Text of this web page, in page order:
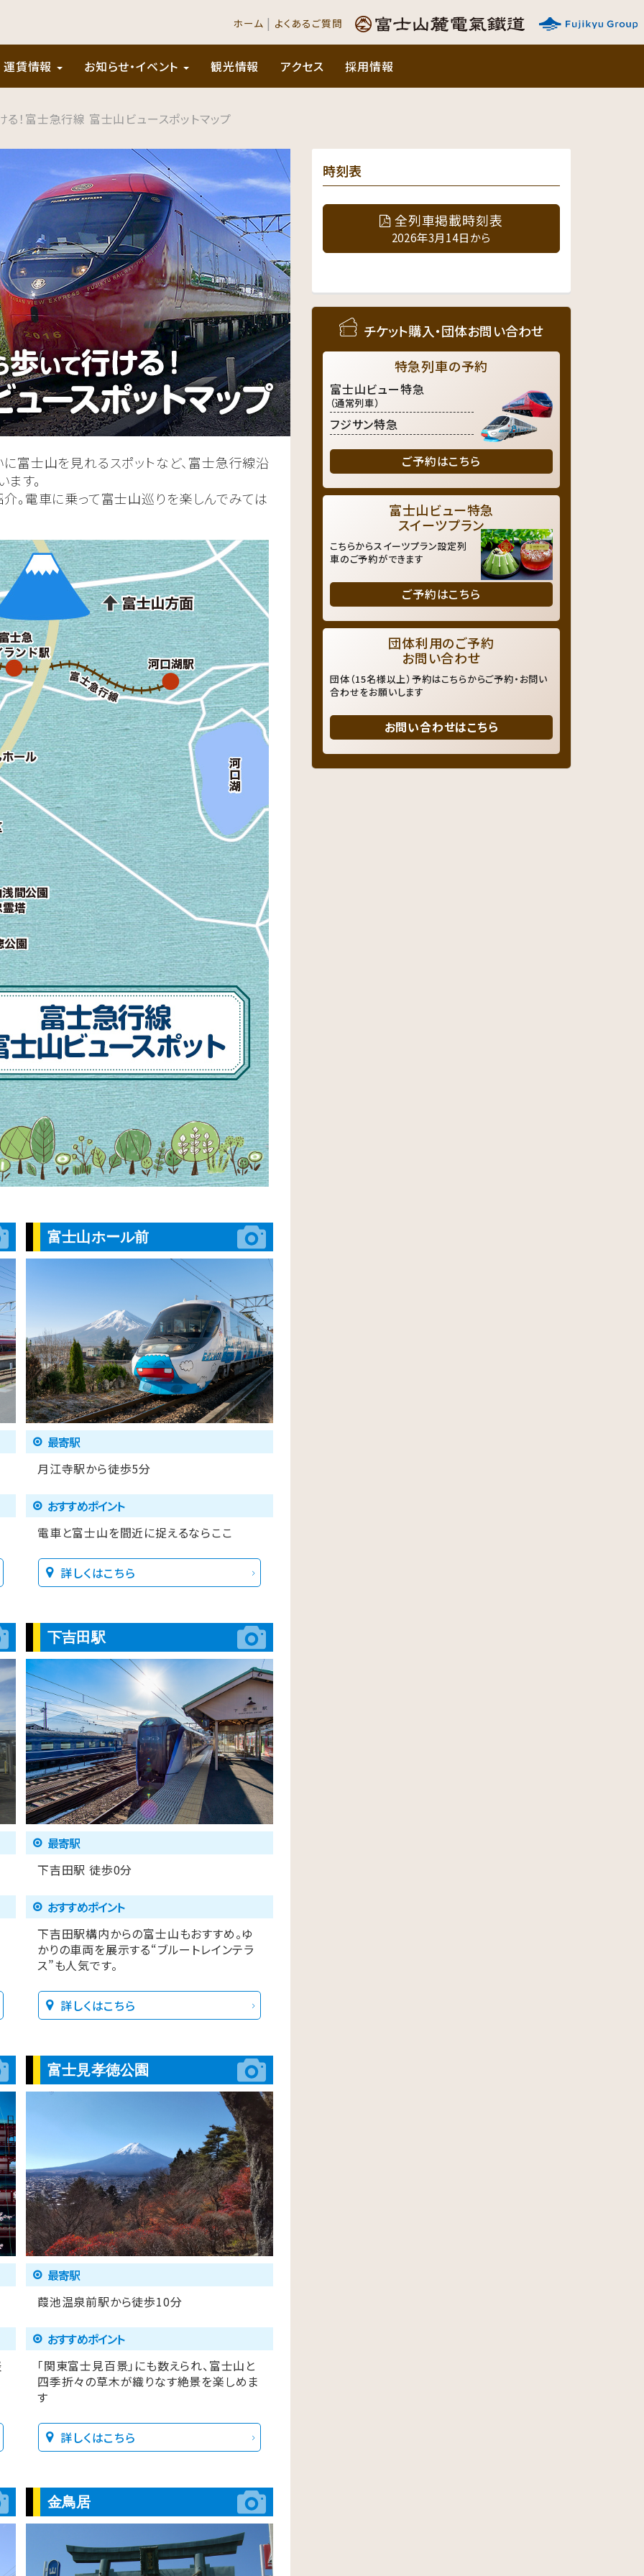
ホーム | よくあるご質問
運賃情報 お知らせ・イベント 観光情報 アクセス 採用情報
る！富士急行線 富士山ビュースポットマップ
富士山を見れるスポットなど、富士急行線沿
す。
。電車に乗って富士山巡りを楽しんでみては
富士山ホール前
最寄駅
月江寺駅から徒歩5分
おすすめポイント
電車と富士山を間近に捉えるならここ
詳しくはこちら
下吉田駅
最寄駅
下吉田駅 徒歩0分
おすすめポイント
下吉田駅構内からの富士山もおすすめ。ゆ
かりの車両を展示する“ブルートレインテラ
ス”も人気です。
詳しくはこちら
富士見孝徳公園
最寄駅
葭池温泉前駅から徒歩10分
おすすめポイント
「関東富士見百景」にも数えられ、富士山と
四季折々の草木が織りなす絶景を楽しめま
す
詳しくはこちら
金鳥居
時刻表
全列車掲載時刻表
2026年3月14日から
チケット購入・団体お問い合わせ
特急列車の予約
富士山ビュー特急
（通常列車）
フジサン特急
ご予約はこちら
富士山ビュー特急
スイーツプラン
こちらからスイーツプラン設定列
車のご予約ができます
ご予約はこちら
団体利用のご予約
お問い合わせ
団体（15名様以上）予約はこちらからご予約・お問い
合わせをお願いします
お問い合わせはこちら